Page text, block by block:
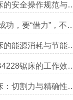
GB4250锯床的安全操作
机床行业想成功，要“借力
GB4250锯床的能源
如何提高GB4228
GB4228锯床：切割